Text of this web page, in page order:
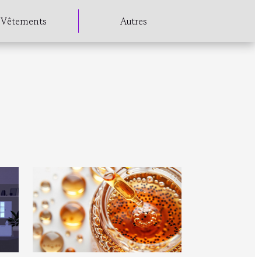
Vêtements Autres